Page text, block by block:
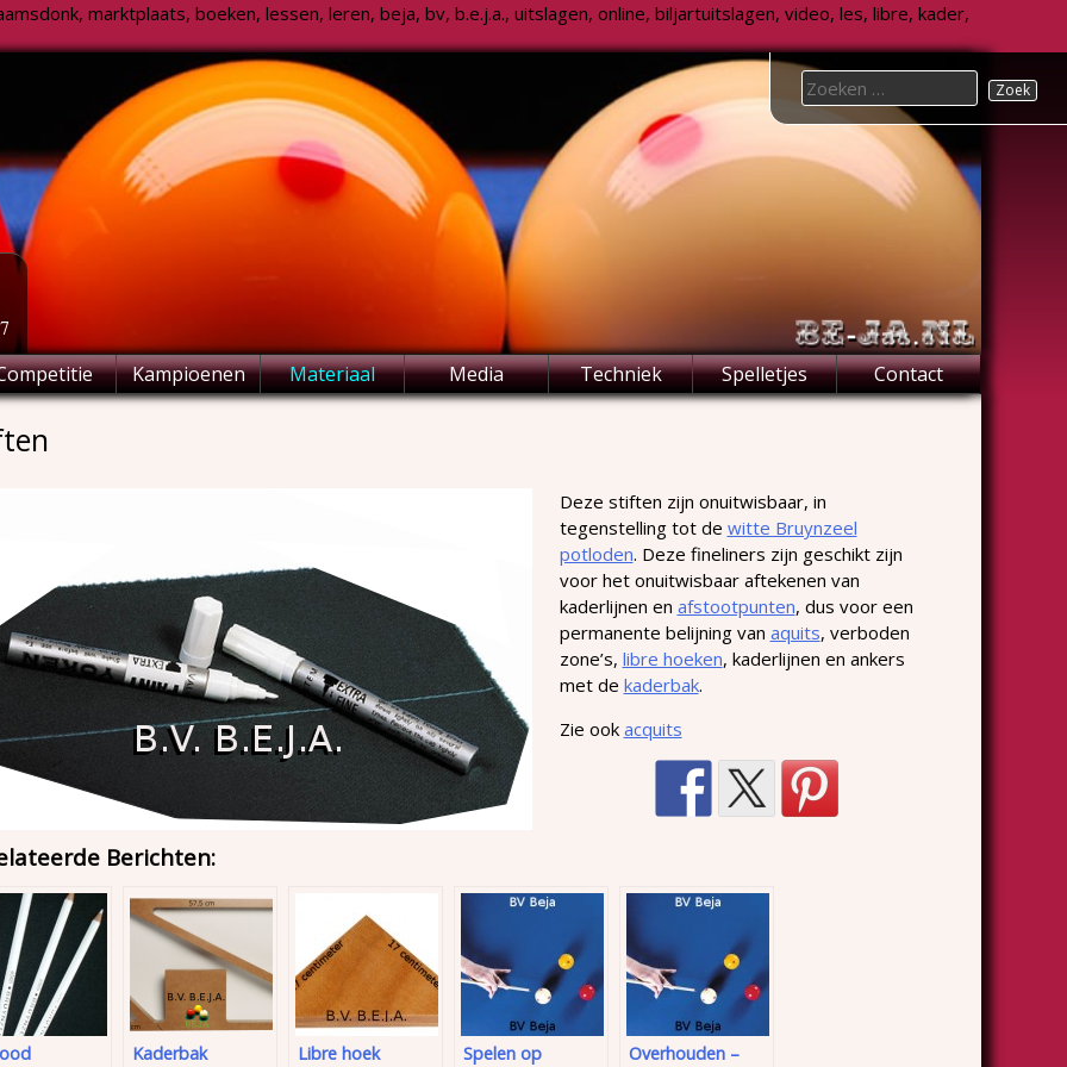
marktplaats, boeken, lessen, leren, beja, bv, b.e.j.a., uitslagen, online, biljartuitslagen, video, les, libre, kader,
Kampioenen Materiaal Media Techniek Spelletjes Contact
Search
for:
Deze stiften zijn onuitwisbaar, in
tegenstelling tot de witte Bruynzeel
potloden. Deze fineliners zijn geschikt zijn
voor het onuitwisbaar aftekenen van
kaderlijnen en afstootpunten, dus voor een
permanente belijning van aquits, verboden
zone’s, libre hoeken, kaderlijnen en ankers
met de kaderbak.
Zie ook acquits
Berichten:
Kaderbak Libre hoek
Spelen op
Overhouden –